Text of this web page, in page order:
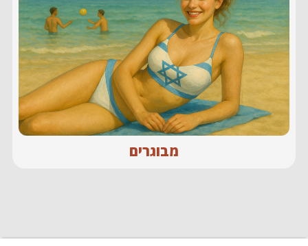
מבוגרים